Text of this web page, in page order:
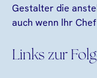
Gestalter die
auch wenn Ihr
Links zur